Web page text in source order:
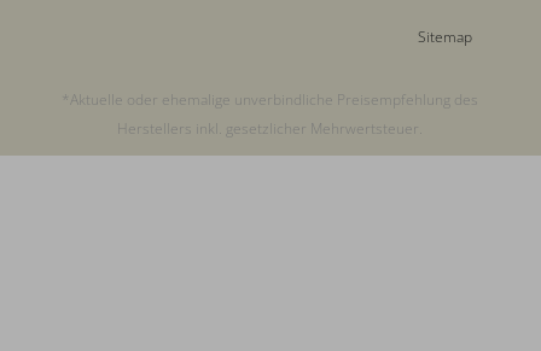
Sitemap
*Aktuelle oder ehemalige unverbindliche Preisempfehlung des
Herstellers inkl. gesetzlicher Mehrwertsteuer.